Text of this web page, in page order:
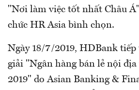
"Nơi làm việc tốt nhất Châu
chức HR Asia bình chọn.
Ngày 18/7/2019, HDBank tiếp
giải "Ngân hàng bán lẻ nội
2019" do Asian Banking &